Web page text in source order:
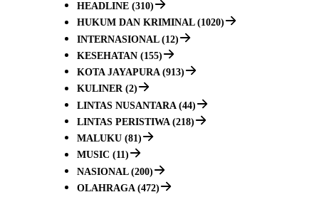
HEADLINE (310)
HUKUM DAN KRIMINAL (1020)
INTERNASIONAL (12)
KESEHATAN (155)
KOTA JAYAPURA (913)
KULINER (2)
LINTAS NUSANTARA (44)
LINTAS PERISTIWA (218)
MALUKU (81)
MUSIC (11)
NASIONAL (200)
OLAHRAGA (472)